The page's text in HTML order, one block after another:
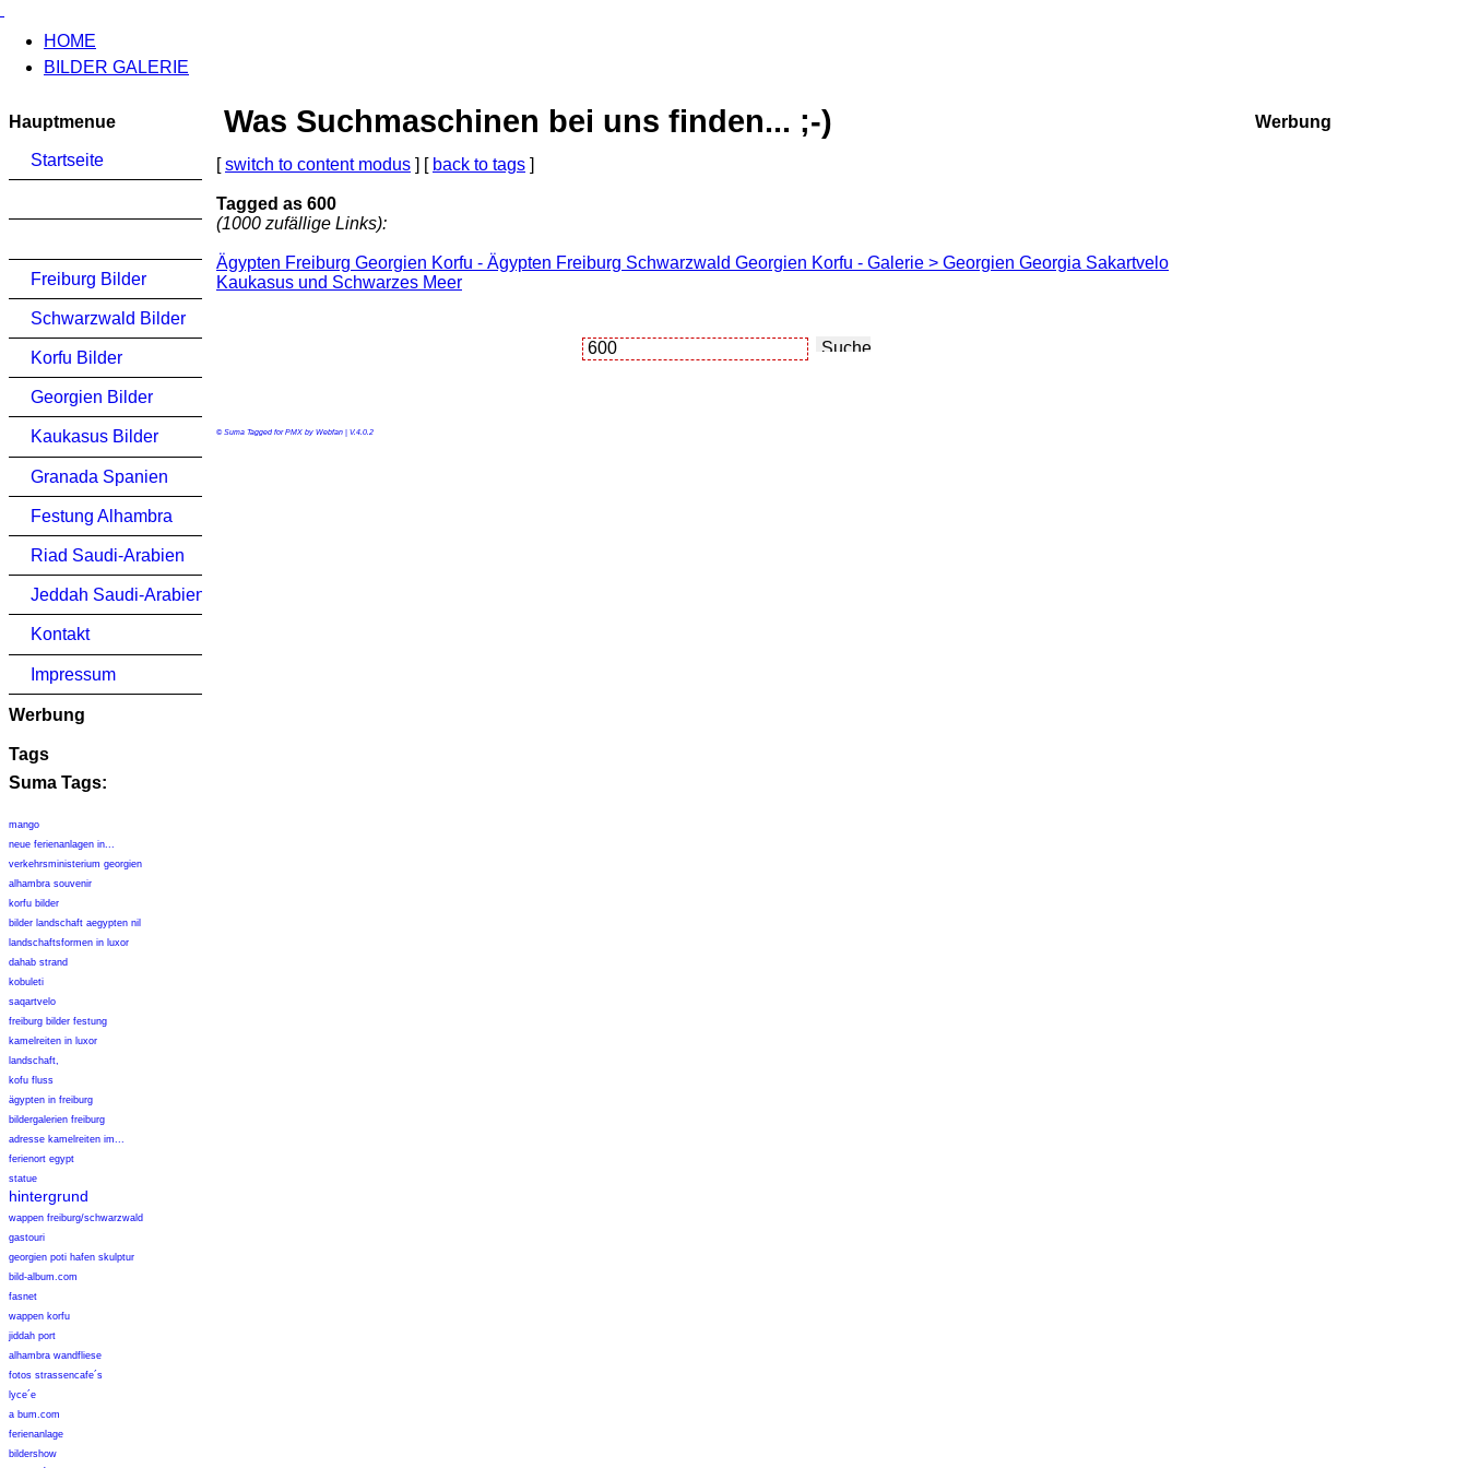
HOME
BILDER GALERIE
Hauptmenue
Startseite
Freiburg Bilder
Schwarzwald Bilder
Korfu Bilder
Georgien Bilder
Kaukasus Bilder
Granada Spanien
Festung Alhambra
Riad Saudi-Arabien
Jeddah Saudi-Arabien
Kontakt
Impressum
Werbung
Tags
Suma Tags:
mango
neue ferienanlagen in...
verkehrsministerium georgien
alhambra souvenir
korfu bilder
bilder landschaft aegypten nil
landschaftsformen in luxor
dahab strand
kobuleti
saqartvelo
freiburg bilder festung
kamelreiten in luxor
landschaft,
kofu fluss
ägypten in freiburg
bildergalerien freiburg
adresse kamelreiten im...
ferienort egypt
statue
hintergrund
wappen freiburg/schwarzwald
gastouri
georgien poti hafen skulptur
bild-album.com
fasnet
wappen korfu
jiddah port
alhambra wandfliese
fotos strassencafe´s
lyce´e
a bum.com
ferienanlage
bildershow
Was Suchmaschinen bei uns finden... ;-)
[switch to content modus ] [ back to tags ]
Tagged as 600
(1000 zufällige Links):
Ägypten Freiburg Georgien Korfu - Ägypten Freiburg Schwarzwald Georgien Korfu - Galerie > Georgien Georgia Sakartvelo
Kaukasus und Schwarzes Meer
© Suma Tagged for PMX by Webfan | V.4.0.2
Werbung